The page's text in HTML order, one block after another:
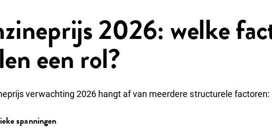
2026: welke
een rol?
verwachting 2026 hangt af van meerdere structurele factoren:
spanningen